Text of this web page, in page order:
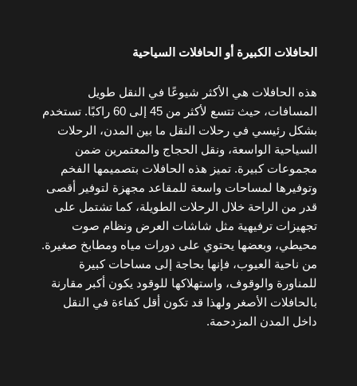
الحافلات الكبيرة أو الحافلات السياحية
هذه الحافلات هي الأكثر شيوعًا في النقل طويل
المسافات، حيث تتسع لأكثر من 45 إلى 60 راكبًا. تستخدم
بشكل رئيسي في رحلات النقل ما بين المدن، الرحلات
السياحية الواسعة، ونقل الحجاج والمعتمرين ضمن
مجموعات كبيرة. تميز هذه الحافلات بتصميمها الفخم
وتوفيرها لمساحات واسعة للمقاعد مجهزة لتوفير أقصى
قدر من الراحة خلال الرحلات الطويلة، كما تشتمل على
تجهيزات ترفيهية مثل شاشات العرض ونظام صوت
محيطي، وبعضها يحتوي على دورات مياه ومطابخ صغيرة.
من ناحية العيوب، فإنها بحاجة إلى مساحات كبيرة
للمناورة والوقوف، واستهلاكها للوقود يكون أكبر مقارنة
بالحافلات الأصغر ولهذا قد تكون أقل كفاءة في النقل
داخل المدن المزدحمة.